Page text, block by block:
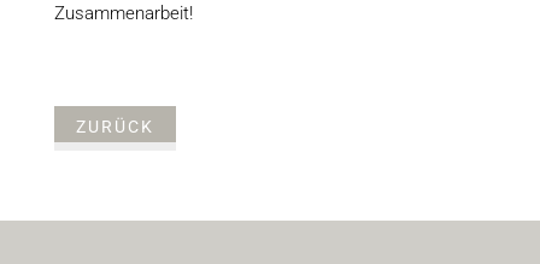
Zusammenarbeit!
ZURÜCK